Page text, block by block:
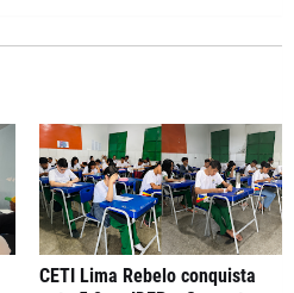
CETI Lima Rebelo conquista